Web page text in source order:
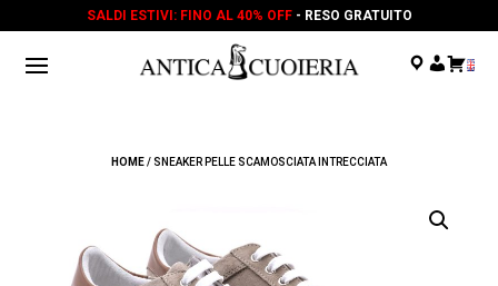
SALDI ESTIVI: FINO AL 40% OFF- RESO GRATUITO
. . .
HOME/ SNEAKER PELLE SCAMOSCIATA INTRECCIATA